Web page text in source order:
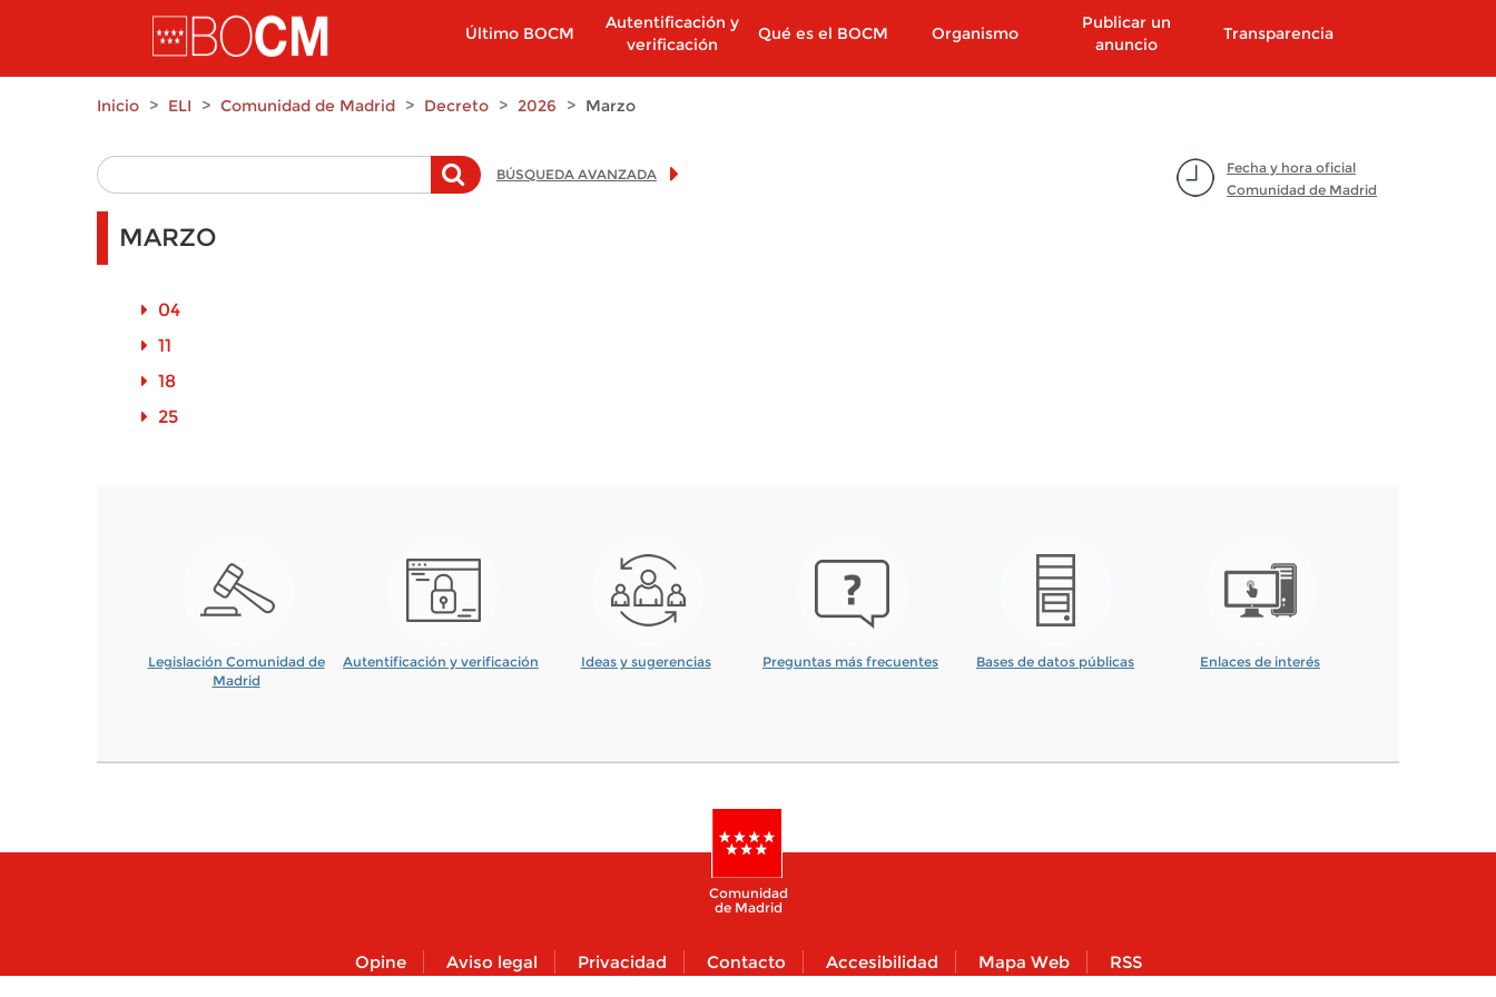
Pasar al contenido principal
Último BOCM
Autentificación y
verificación
Qué es el BOCM Organismo
Publicar un
anuncio
Transparencia
Inicio ELI Comunidad de Madrid Decreto 2026 Marzo
Fecha y hora oficial
Comunidad de Madrid
BÚSQUEDA AVANZADA
MARZO
04
11
18
25
Legislación Comunidad de
Madrid
Autentificación y verificación Ideas y sugerencias Preguntas más frecuentes Bases de datos públicas Enlaces de interés
Comunidad
de Madrid
Opine Aviso legal Privacidad Contacto Accesibilidad Mapa Web RSS